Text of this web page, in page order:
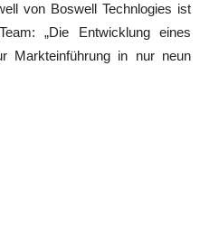
von Boswell Technlogies ist
„Die Entwicklung eines
Markteinführung in nur neun